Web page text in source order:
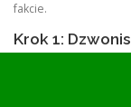
fakcie.
Krok 1:
Odbiera monter, nie
montaż. Jakie masz